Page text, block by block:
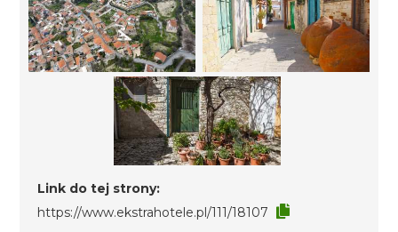
Link do tej strony:
https://www.ekstrahotele.pl/111/18107